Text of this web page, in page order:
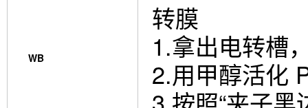
WB
转膜
1.拿出电转槽
2.用甲醇活化